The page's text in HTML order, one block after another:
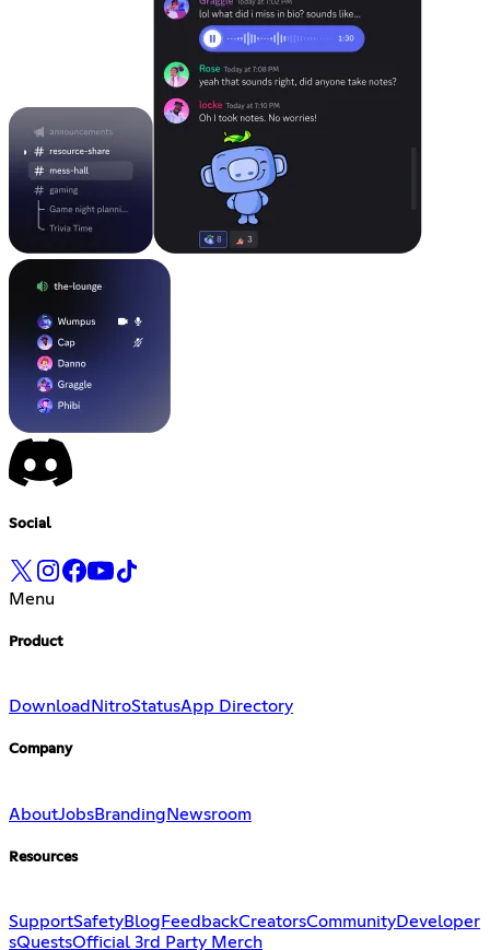
Social
Menu
Product
Download NitroStatusApp Directory
Company
AboutJobsBrandingNewsroom
Resources
SupportSafetyBlog FeedbackCreatorsCommunityDeveloper
sQuestsOfficial 3rd Party Merch